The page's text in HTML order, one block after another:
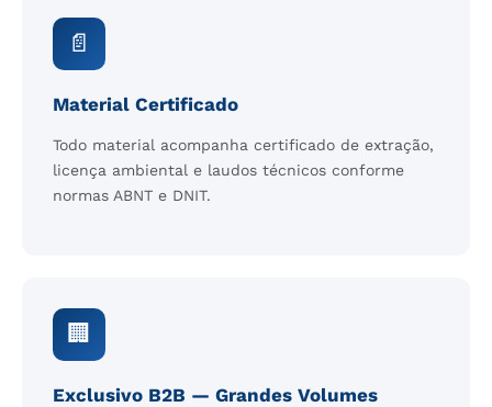
📄
Material Certificado
Todo material acompanha certificado de extração,
licença ambiental e laudos técnicos conforme
normas ABNT e DNIT.
🏢
Exclusivo B2B — Grandes Volumes